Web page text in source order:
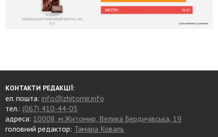
КОНТАКТИ РЕДАКЦІЇ:
ел. пошта:info@zhitomir.info
тел.: (067) 410-44-05
адреса: 10008, м.Житомир, Велика Бердичівська, 19
головний редактор: Тамара Коваль